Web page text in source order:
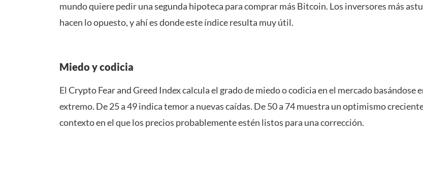
mundo quiere pedir una segunda hipoteca para comprar más Bitcoin. Los inversores más
hacen lo opuesto, y ahí es donde este índice resulta muy útil.
Miedo y codicia
El Crypto Fear and Greed Index calcula el grado de miedo o codicia en el mercado
extremo. De 25 a 49 indica temor a nuevas caídas. De 50 a 74 muestra un optimismo
contexto en el que los precios probablemente estén listos para una corrección.